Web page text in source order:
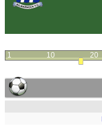
1 10 20